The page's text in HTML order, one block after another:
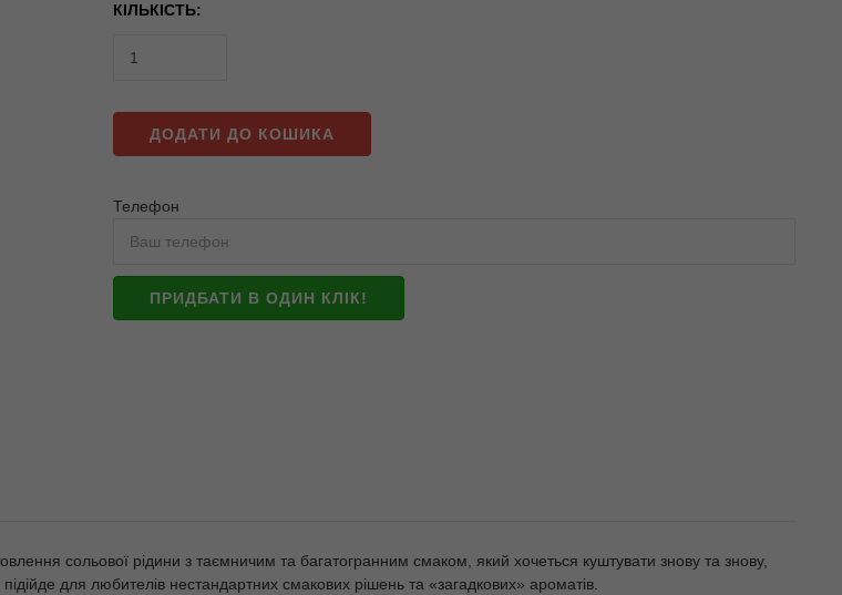
КІЛЬКІСТЬ:
ДОДАТИ ДО КОШИКА
Телефон
ПРИДБАТИ В ОДИН КЛІК!
сольової рідини з таємничим та багатогранним смаком, який хочеться куштувати знову та знову,
для любителів нестандартних смакових рішень та «загадкових» ароматів.